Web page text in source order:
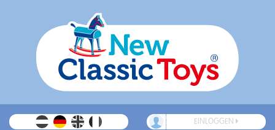
EINLOGGEN